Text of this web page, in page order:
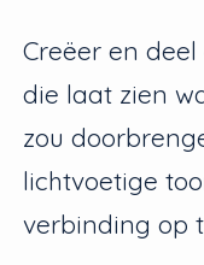
Creëer en
die laat zien
zou
lichtvoetige
verbinding op